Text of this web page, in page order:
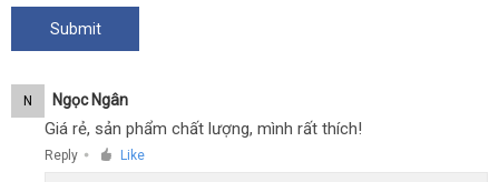
N Ngọc Ngân
Giá rẻ, sản phẩm chất lượng, mình rất thích!
Reply ● Like